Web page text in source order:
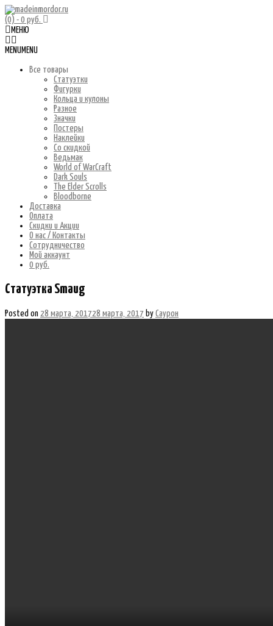
(0) - 0 руб.
МЕНЮ
MENU MENU
Все товары
Статуэтки
Фигурки
Кольца и кулоны
Разное
Значки
Постеры
Наклейки
Со скидкой
Ведьмак
World of WarCraft
Dark Souls
The Elder Scrolls
Bloodborne
Доставка
Оплата
Скидки и Акции
О нас / Контакты
Сотрудничество
Мой аккаунт
0 руб.
Статуэтка Smaug
Posted on 28 марта, 201728 марта, 2017 by Саурон